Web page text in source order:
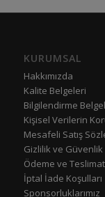
KURUMSAL
Hakkımızda
Kalite Belgeleri
Bilgilendirme
Kişisel Verilerin
Mesafeli Satış
Gizlilik ve Güvenlik
Ödeme ve Teslimat
İptal İade Koşulları
Sponsorluklarımız